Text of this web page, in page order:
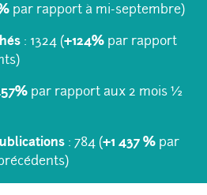
par rapport à mi-septembre)
: 1324 (+124% par rapport
par rapport aux 2 mois ½
: 784 (+1 437 % par